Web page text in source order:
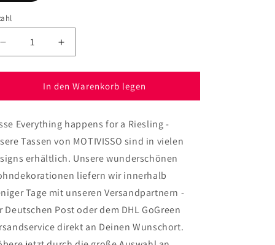
Verringere
die
Menge
Tasse
happens
for
Riesling
Erhöhe
die
Menge
für
Tasse
happens
for
Riesling
In den Warenkorb legen
Everything happens for a Riesling -
Tassen von MOTIVISSO sind in vielen
erhältlich. Unsere wunderschönen
liefern wir innerhalb
Tage mit unseren Versandpartnern -
Deutschen Post oder dem DHL GoGreen
direkt an Deinen Wunschort.